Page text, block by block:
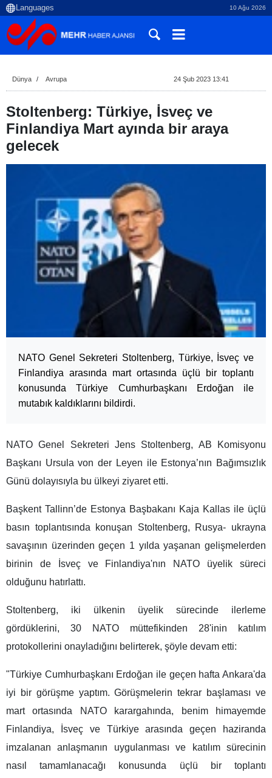
10 Ağu 2026
Dünya Avrupa 24 Şub 2023 13:41
Stoltenberg: Türkiye, İsveç ve
Finlandiya Mart ayında bir araya
gelecek
NATO Genel Sekreteri Stoltenberg, Türkiye, İsveç ve
Finlandiya arasında mart ortasında üçlü bir toplantı
konusunda Türkiye Cumhurbaşkanı Erdoğan ile
mutabık kaldıklarını bildirdi.
NATO Genel Sekreteri Jens Stoltenberg, AB Komisyonu
Başkanı Ursula von der Leyen ile Estonya’nın Bağımsızlık
Günü dolayısıyla bu ülkeyi ziyaret etti.
Başkent Tallinn’de Estonya Başbakanı Kaja Kallas ile üçlü
basın toplantısında konuşan Stoltenberg, Rusya- ukrayna
savaşının üzerinden geçen 1 yılda yaşanan gelişmelerden
birinin de İsveç ve Finlandiya'nın NATO üyelik süreci
olduğunu hatırlattı.
Stoltenberg, iki ülkenin üyelik sürecinde ilerleme
gördüklerini, 30 NATO müttefikinden 28'inin katılım
protokollerini onayladığını belirterek, şöyle devam etti:
"Türkiye Cumhurbaşkanı Erdoğan ile geçen hafta Ankara'da
iyi bir görüşme yaptım. Görüşmelerin tekrar başlaması ve
mart ortasında NATO karargahında, benim himayemde
Finlandiya, İsveç ve Türkiye arasında geçen haziranda
imzalanan anlaşmanın uygulanması ve katılım sürecinin
nasıl tamamlanacağı konusunda üçlü bir toplantı